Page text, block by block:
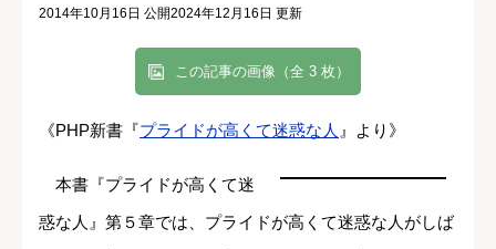
2014年10月16日 公開2024年12月16日 更新
この記事の画像（全 3 枚）
《PHP新書『プライドが高くて迷惑な人 』より》
本書『プライドが高くて迷
惑な人』第５章では、プライドが高くて迷惑な人がしば